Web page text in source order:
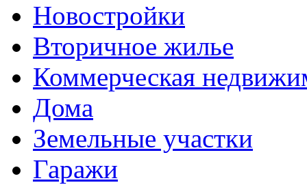
Новостройки
Вторичное жилье
Коммерческая
Дома
Земельные участки
Гаражи